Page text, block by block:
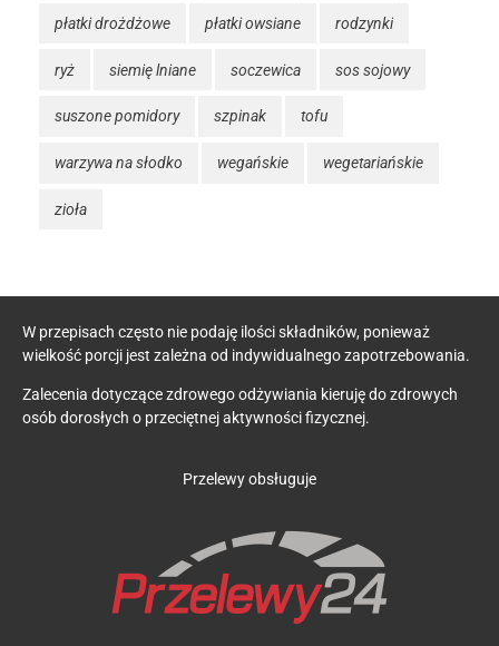
płatki drożdżowe płatki owsiane rodzynki
ryż siemię lniane soczewica sos sojowy
suszone pomidory szpinak tofu
warzywa na słodko wegańskie wegetariańskie
zioła
W przepisach często nie podaję ilości składników, ponieważ
wielkość porcji jest zależna od indywidualnego zapotrzebowania.
Zalecenia dotyczące zdrowego odżywiania kieruję do zdrowych
osób dorosłych o przeciętnej aktywności fizycznej.
Przelewy obsługuje